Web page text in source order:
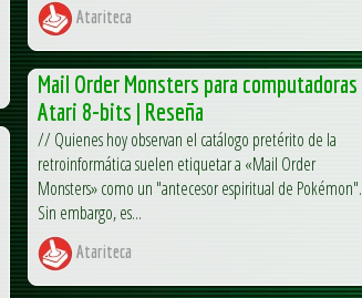
Atariteca
Mail Order Monsters para computadoras
Atari 8-bits | Reseña
// Quienes hoy observan el catálogo pretérito de la
retroinformática suelen etiquetar a «Mail Order
Monsters» como un "antecesor espiritual de Pokémon".
Sin embargo, es...
Atariteca